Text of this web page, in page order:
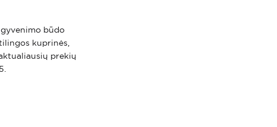
būdo
kuprinės,
prekių